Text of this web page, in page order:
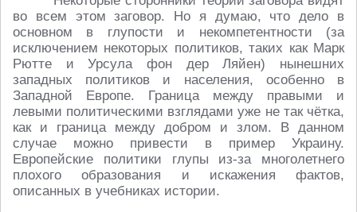
во всем этом заговор. Но я думаю, что дело в
основном в глупости и некомпетентности (за
исключением некоторых политиков, таких как Марк
Рютте и Урсула фон дер Ляйен) нынешних
западных политиков и населения, особенно в
Западной Европе. Граница между правыми и
левыми политическими взглядами уже не так чётка,
как и граница между добром и злом. В данном
случае можно привести в пример Украину.
Европейские политики глупы из-за многолетнего
плохого образования и искажения фактов,
описанных в учебниках истории.